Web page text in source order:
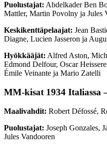
Puolustajat: Abdelkader Ben
Mattler, Martin Povolny ja Jules
Keskikenttäpelaajat: Jean
Diagne, Lucien Jasseron ja
Hyökkääjät: Alfred Aston,
Edmond Delfour, Oscar
Émile Veinante ja Mario Zatelli
MM-kisat 1934 Italiassa
Maalivahdit: Robert Défossé,
Puolustajat: Joseph Gonzales,
Jules Vandooren